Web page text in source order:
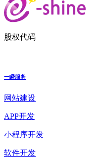
股权代码
一瞬服务
网站建设
APP开发
小程序开发
软件开发